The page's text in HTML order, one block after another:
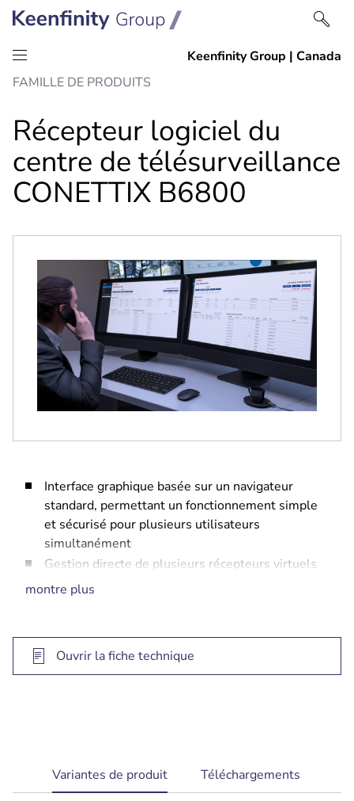
Passer
contenu
Passer
navigation
FAMILLE DE PRODUITS
Récepteur logiciel du
centre de télésurveillance
CONETTIX B6800
Interface graphique basée sur un navigateur
standard, permettant un fonctionnement simple
et sécurisé pour plusieurs utilisateurs
simultanément
Gestion directe de plusieurs récepteurs virtuels
simultanément
notifications
Basculement automatisé certifié UL garantissant
de ne manquer aucun événement
montre plus
Ouvrir la fiche technique
current
tab:
Variantes de produit Téléchargements